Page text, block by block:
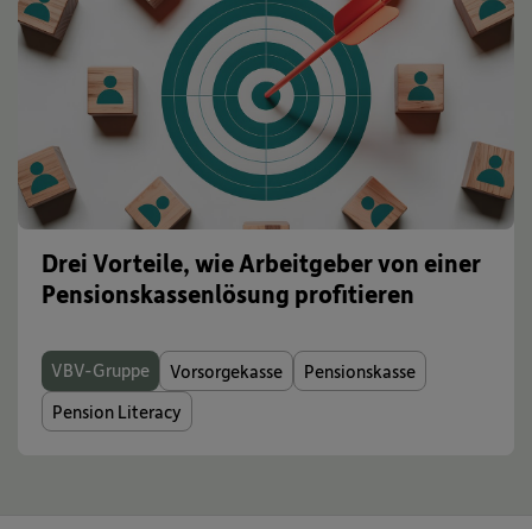
Drei Vorteile, wie Arbeitgeber von einer
Pensionskassenlösung profitieren
VBV-Gruppe Vorsorgekasse
Pensionskasse
Pension Literacy